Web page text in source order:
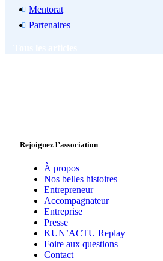
Mentorat
Partenaires
Rejoignez l’association
À propos
Nos belles histoires
Entrepreneur
Accompagnateur
Entreprise
Presse
KUN’ACTU Replay
Foire aux questions
Contact